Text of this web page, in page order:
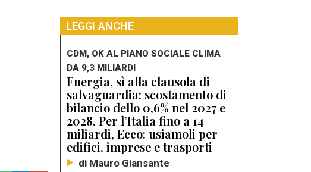
LEGGI ANCHE
CDM, OK AL PIANO SOCIALE CLIMA
DA 9,3 MILIARDI
Energia, sì alla clausola di
salvaguardia: scostamento di
bilancio dello 0,6% nel 2027 e
2028. Per l’Italia fino a 14
miliardi, Ecco: usiamoli per
edifici, imprese e trasporti
di Mauro Giansante